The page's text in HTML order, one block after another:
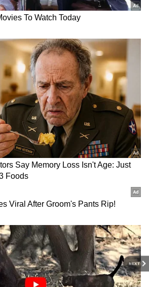
NEXT
రోహిత్, చికిత్స తర్వాత ఆసుపత్రికి
తీయించుకుని... తిరిగి వచ్చి
ఆర్డర్‌లో బ్యాటింగ్‌కి వచ్చి 28
సిక్సర్లతో 51 పరుగులు చేసి చివరి
పోరాటం ప్రదర్శించాడు హిట్